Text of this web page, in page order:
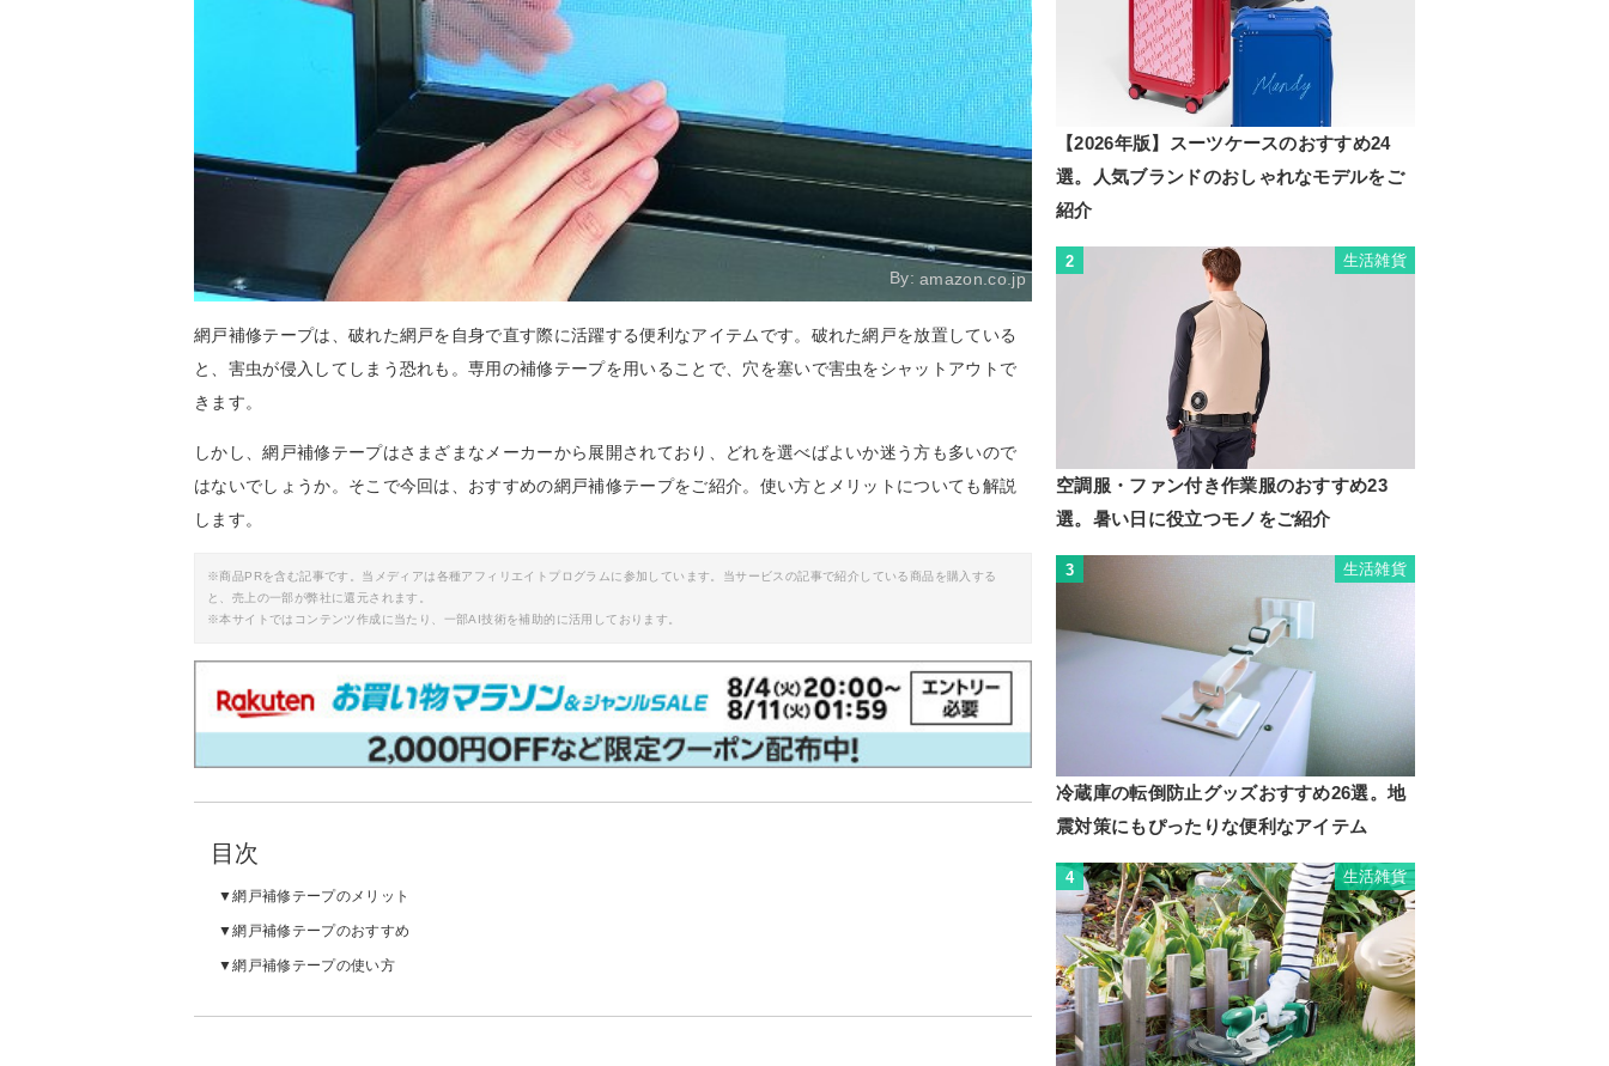
By:amazon.co.jp
網戸補修テープは、破れた網戸を自身で直す際に活躍する便利なアイテムです。破れた網戸を放置している
と、害虫が侵入してしまう恐れも。専用の補修テープを用いることで、穴を塞いで害虫をシャットアウトで
きます。
しかし、網戸補修テープはさまざまなメーカーから展開されており、どれを選べばよいか迷う方も多いので
はないでしょうか。そこで今回は、おすすめの網戸補修テープをご紹介。使い方とメリットについても解説
します。
※商品PRを含む記事です。当メディアは各種アフィリエイトプログラムに参加しています。当サービスの記事で紹介している商品を購入する
と、売上の一部が弊社に還元されます。
※本サイトではコンテンツ作成に当たり、一部AI技術を補助的に活用しております。
目次
網戸補修テープのメリット
網戸補修テープのおすすめ
網戸補修テープの使い方
【2026年版】スーツケースのおすすめ24
選。人気ブランドのおしゃれなモデルをご
紹介
2 生活雑貨
空調服・ファン付き作業服のおすすめ23
選。暑い日に役立つモノをご紹介
3 生活雑貨
冷蔵庫の転倒防止グッズおすすめ26選。地
震対策にもぴったりな便利なアイテム
4 生活雑貨